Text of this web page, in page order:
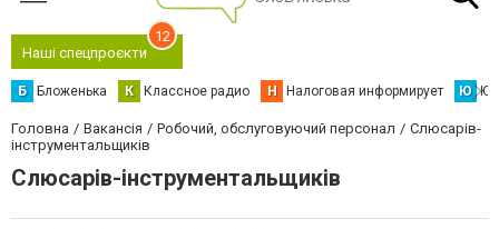
Наші спецпроєкти
12
Б Бложенька К Классное радио Н Налоговая информирует Ю
Головна Вакансія Робочий, обслуговуючий персонал
Слюсарів-
інструментальщиків
Слюсарів-інструментальщиків